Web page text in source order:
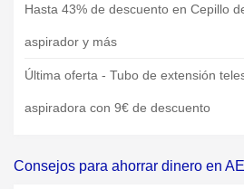
Hasta 43% de descuento en Cepillo
aspirador y más
Última oferta - Tubo de extensión
aspiradora con 9€ de descuento
Consejos para ahorrar dinero en